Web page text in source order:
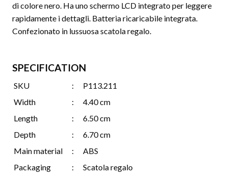
di colore nero. Ha uno schermo LCD integrato per leggere
rapidamente i dettagli. Batteria ricaricabile integrata.
Confezionato in lussuosa scatola regalo.
SPECIFICATION
SKU :
P113.211
Width
:
4.40 cm
Length
:
6.50 cm
Depth
:
6.70 cm
Main material
:
ABS
Packaging
: Scatola regalo